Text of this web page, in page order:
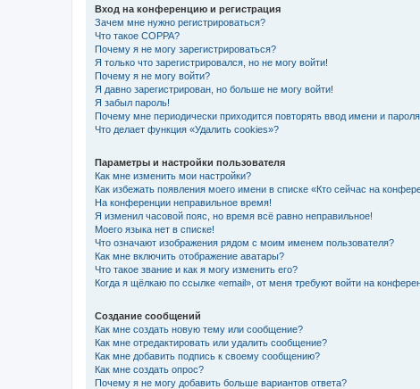
Вход на конференцию и регистрация
Зачем мне нужно регистрироваться?
Что такое COPPA?
Почему я не могу зарегистрироваться?
Я только что зарегистрировался, но не могу войти!
Почему я не могу войти?
Я давно зарегистрирован, но больше не могу войти!
Я забыл пароль!
Почему мне периодически приходится повторять ввод имени и
Что делает функция «Удалить cookies»?
Параметры и настройки пользователя
Как мне изменить мои настройки?
Как избежать появления моего имени в списке «Кто сейчас на
На конференции неправильное время!
Я изменил часовой пояс, но время всё равно неправильное!
Моего языка нет в списке!
Что означают изображения рядом с моим именем пользователя?
Как мне включить отображение аватары?
Что такое звание и как я могу изменить его?
Когда я щёлкаю по ссылке «email», от меня требуют войти на
Создание сообщений
Как мне создать новую тему или сообщение?
Как мне отредактировать или удалить сообщение?
Как мне добавить подпись к своему сообщению?
Как мне создать опрос?
Почему я не могу добавить больше вариантов ответа?